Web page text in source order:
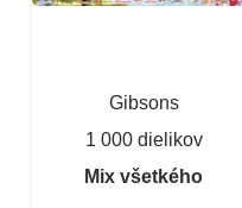
Gibsons
1 000 dielikov
Mix všetkého